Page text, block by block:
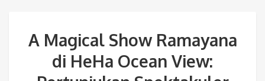
A Magical Show Ramayana
di HeHa Ocean View: